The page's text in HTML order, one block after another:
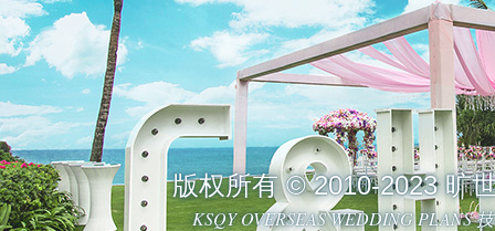
版权所有 © 2010-2023 旷
KSQY OVERSEAS WEDDING PLANS